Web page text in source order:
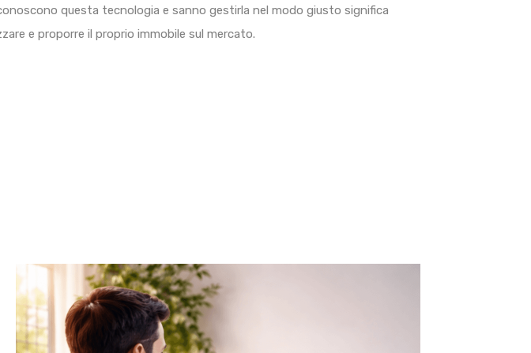
questa tecnologia e sanno gestirla nel modo giusto significa
e proporre il proprio immobile sul mercato.